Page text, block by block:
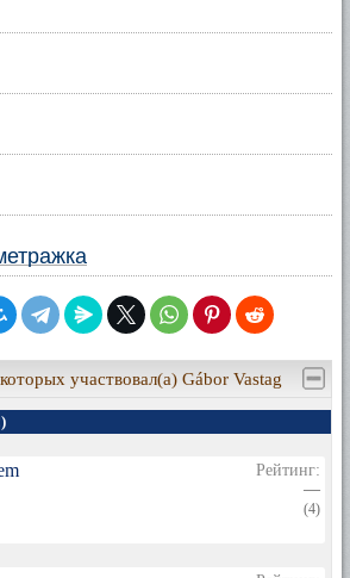
участвовал(а) Gábor Vastag
Рейтинг:
—
(4)